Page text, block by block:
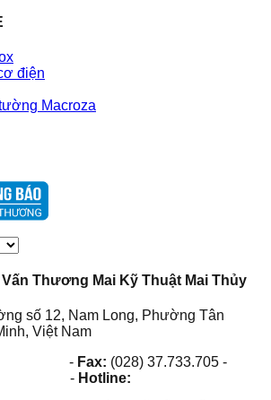
điện
Macroza
Thương Mai Kỹ Thuật Mai Thủy
số 12, Nam Long, Phường Tân
Việt Nam
- Fax: (028) 37.733.705 -
- Hotline: